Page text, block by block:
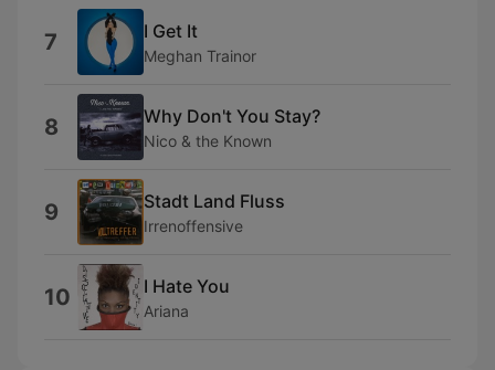
7 I Get It
Meghan Trainor
8 Why Don't You Stay?
Nico & the Known
9 Stadt Land Fluss
Irrenoffensive
10 I Hate You
Ariana